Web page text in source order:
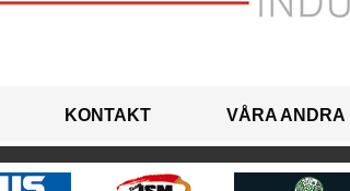
KONTAKT VÅRA ANDRA